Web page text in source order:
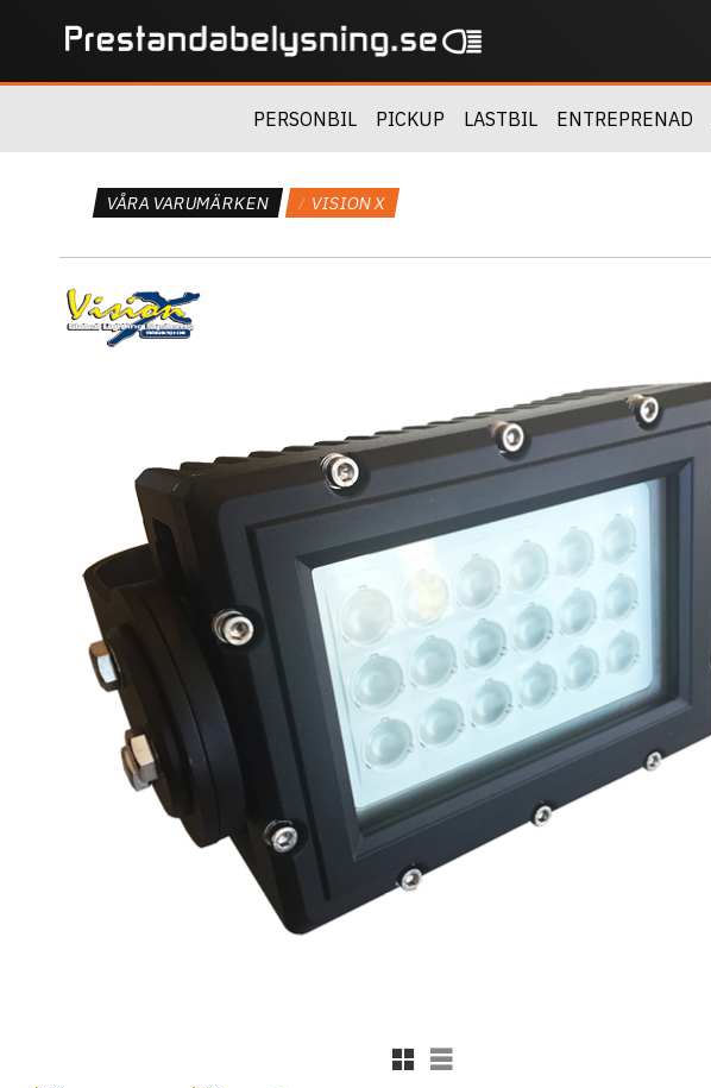
PERSONBIL PICKUP LASTBIL ENTREPRENAD
VÅRA VARUMÄRKEN VISION X
Rutnätsvy
Listvy